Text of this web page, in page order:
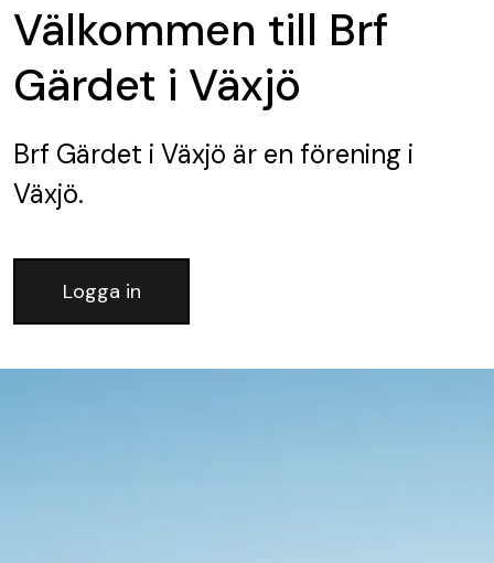
Välkommen till Brf
Gärdet i Växjö
Brf Gärdet i Växjö är en förening i
Växjö.
Logga in